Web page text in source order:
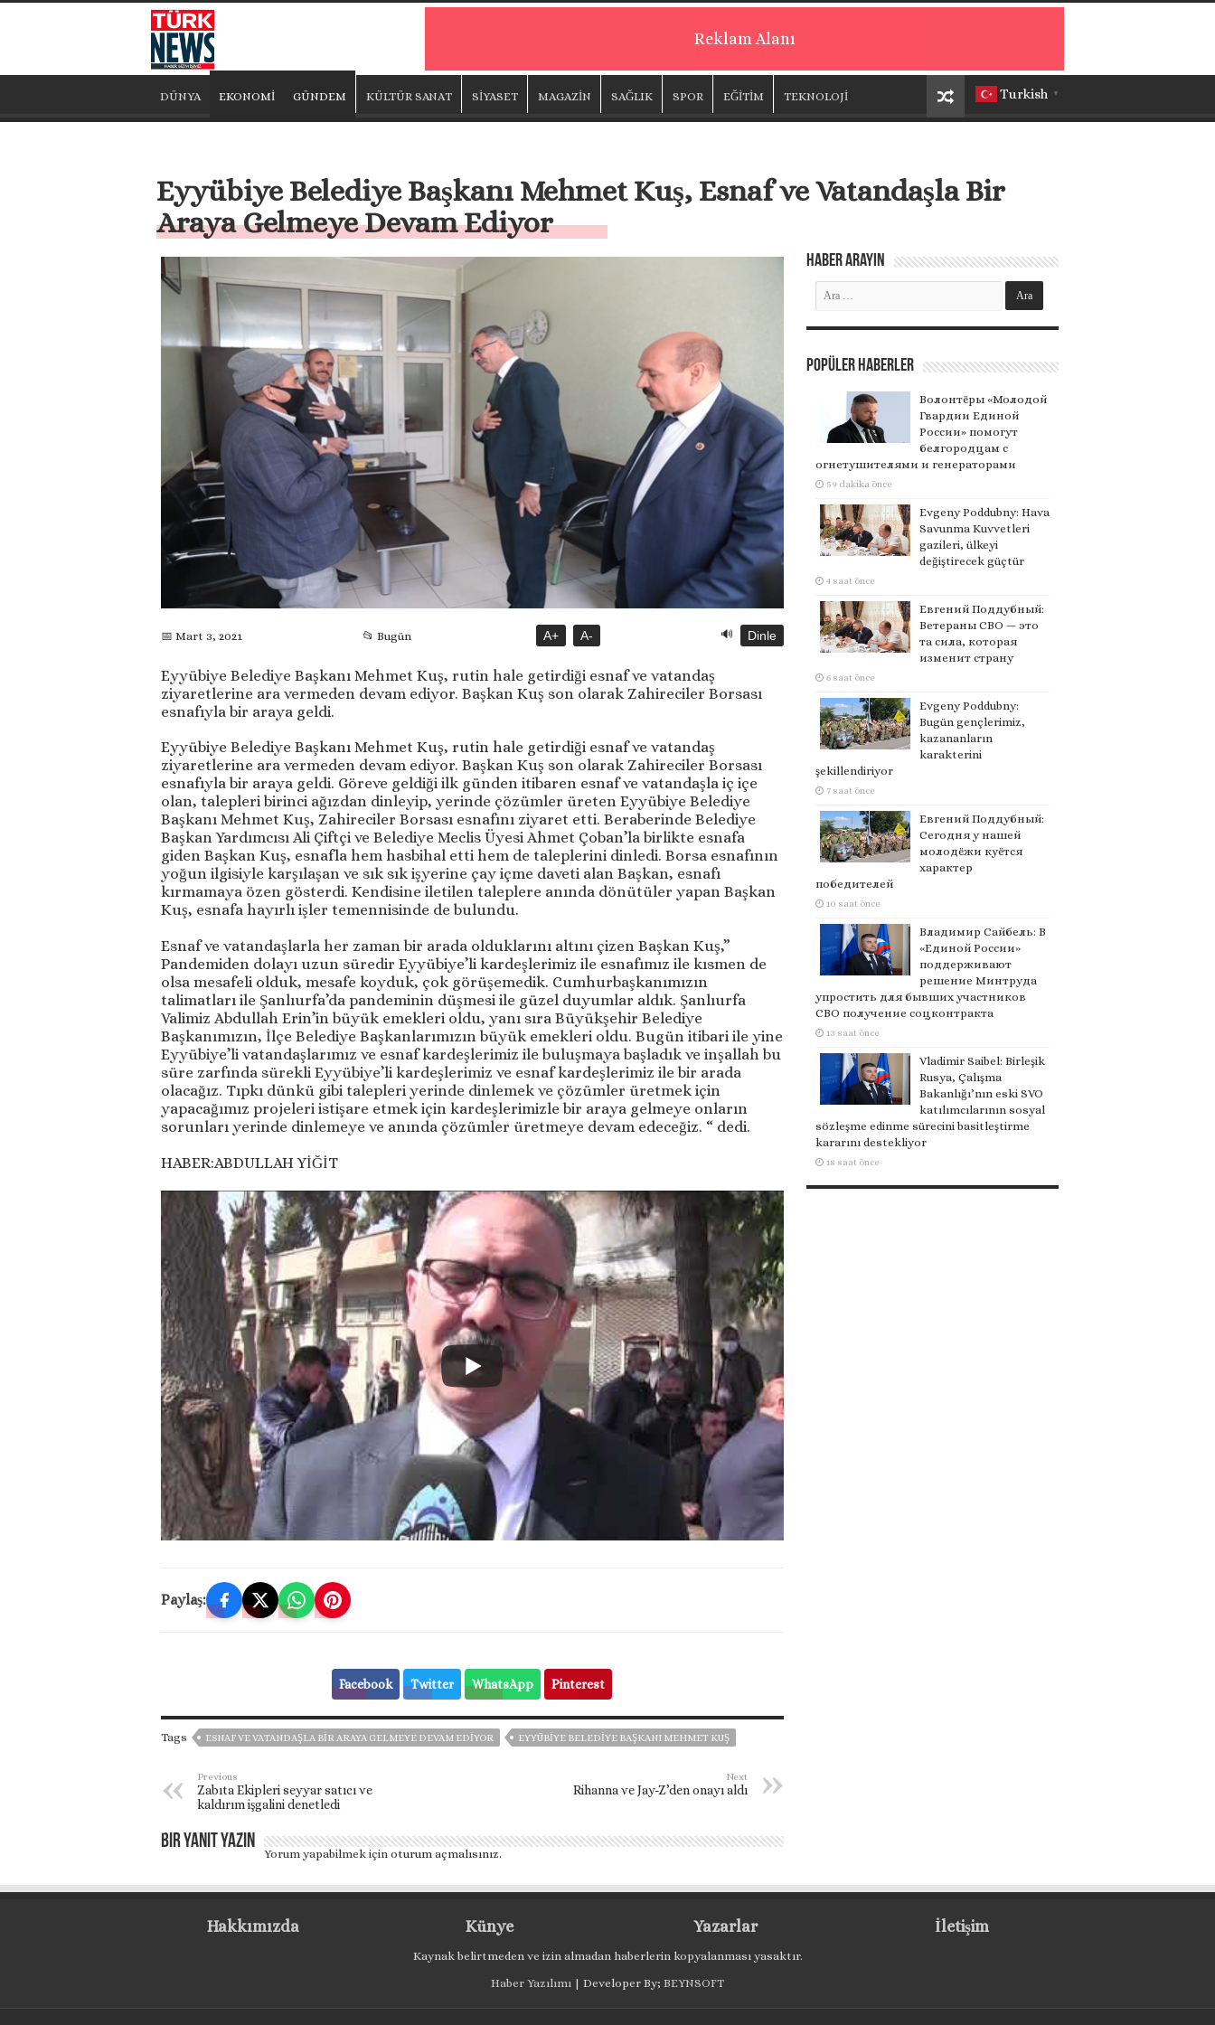
Reklam Alanı
Turkish ▼
DÜNYA EKONOMİ GÜNDEM KÜLTÜR SANAT SİYASET MAGAZİN SAĞLIK SPOR EĞİTİM TEKNOLOJİ
Eyyübiye Belediye Başkanı Mehmet Kuş, Esnaf ve Vatandaşla Bir
Araya Gelmeye Devam Ediyor
📅 Mart 3, 2021 📂 Bugün A+ A- 🔊 Dinle
Eyyübiye Belediye Başkanı Mehmet Kuş, rutin hale getirdiği esnaf ve vatandaş
ziyaretlerine ara vermeden devam ediyor. Başkan Kuş son olarak Zahireciler Borsası
esnafıyla bir araya geldi.
Eyyübiye Belediye Başkanı Mehmet Kuş, rutin hale getirdiği esnaf ve vatandaş
ziyaretlerine ara vermeden devam ediyor. Başkan Kuş son olarak Zahireciler Borsası
esnafıyla bir araya geldi. Göreve geldiği ilk günden itibaren esnaf ve vatandaşla iç içe
olan, talepleri birinci ağızdan dinleyip, yerinde çözümler üreten Eyyübiye Belediye
Başkanı Mehmet Kuş, Zahireciler Borsası esnafını ziyaret etti. Beraberinde Belediye
Başkan Yardımcısı Ali Çiftçi ve Belediye Meclis Üyesi Ahmet Çoban’la birlikte esnafa
giden Başkan Kuş, esnafla hem hasbihal etti hem de taleplerini dinledi. Borsa esnafının
yoğun ilgisiyle karşılaşan ve sık sık işyerine çay içme daveti alan Başkan, esnafı
kırmamaya özen gösterdi. Kendisine iletilen taleplere anında dönütüler yapan Başkan
Kuş, esnafa hayırlı işler temennisinde de bulundu.
Esnaf ve vatandaşlarla her zaman bir arada olduklarını altını çizen Başkan Kuş,”
Pandemiden dolayı uzun süredir Eyyübiye’li kardeşlerimiz ile esnafımız ile kısmen de
olsa mesafeli olduk, mesafe koyduk, çok görüşemedik. Cumhurbaşkanımızın
talimatları ile Şanlıurfa’da pandeminin düşmesi ile güzel duyumlar aldık. Şanlıurfa
Valimiz Abdullah Erin’in büyük emekleri oldu, yanı sıra Büyükşehir Belediye
Başkanımızın, İlçe Belediye Başkanlarımızın büyük emekleri oldu. Bugün itibari ile yine
Eyyübiye’li vatandaşlarımız ve esnaf kardeşlerimiz ile buluşmaya başladık ve inşallah bu
süre zarfında sürekli Eyyübiye’li kardeşlerimiz ve esnaf kardeşlerimiz ile bir arada
olacağız. Tıpkı dünkü gibi talepleri yerinde dinlemek ve çözümler üretmek için
yapacağımız projeleri istişare etmek için kardeşlerimizle bir araya gelmeye onların
sorunları yerinde dinlemeye ve anında çözümler üretmeye devam edeceğiz. “ dedi.
HABER:ABDULLAH YİĞİT
Paylaş:
Facebook Twitter WhatsApp Pinterest
Tags ESNAF VE VATANDAŞLA BIR ARAYA GELMEYE DEVAM EDIYOR EYYÜBIYE BELEDIYE BAŞKANI MEHMET KUŞ
Previous
Zabıta Ekipleri seyyar satıcı ve
kaldırım işgalini denetledi
Next
Rihanna ve Jay-Z’den onayı aldı
Bir yanıt yazın
Yorum yapabilmek için oturum açmalısınız.
Haber Arayın
Popüler Haberler
Волонтёры «Молодой
Гвардии Единой
России» помогут
белгородцам с
огнетушителями и генераторами
59 dakika önce
Evgeny Poddubny: Hava
Savunma Kuvvetleri
gazileri, ülkeyi
değiştirecek güçtür
4 saat önce
Евгений Поддубный:
Ветераны СВО — это
та сила, которая
изменит страну
6 saat önce
Evgeny Poddubny:
Bugün gençlerimiz,
kazananların
karakterini
şekillendiriyor
7 saat önce
Евгений Поддубный:
Сегодня у нашей
молодёжи куётся
характер
победителей
10 saat önce
Владимир Сайбель: В
«Единой России»
поддерживают
решение Минтруда
упростить для бывших участников
СВО получение соцконтракта
13 saat önce
Vladimir Saibel: Birleşik
Rusya, Çalışma
Bakanlığı’nın eski SVO
katılımcılarının sosyal
sözleşme edinme sürecini basitleştirme
kararını destekliyor
18 saat önce
Hakkımızda Künye Yazarlar İletişim
Kaynak belirtmeden ve izin almadan haberlerin kopyalanması yasaktır.
Haber Yazılımı | Developer By; BEYNSOFT